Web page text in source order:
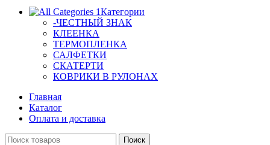
Категории
-ЧЕСТНЫЙ ЗНАК
КЛЕЕНКА
ТЕРМОПЛЕНКА
САЛФЕТКИ
СКАТЕРТИ
КОВРИКИ В РУЛОНАХ
Главная
Каталог
Оплата и доставка
Поиск